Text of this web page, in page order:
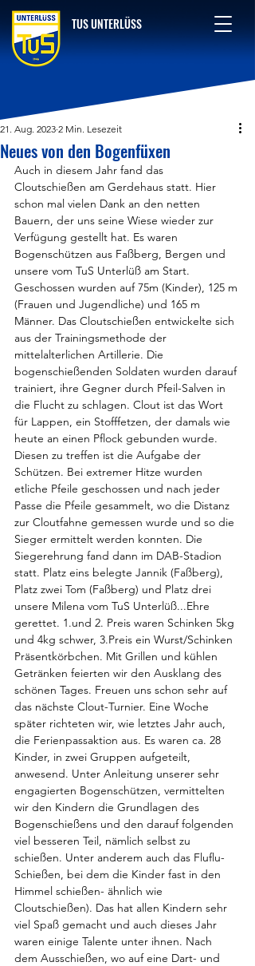
TUS UNTERLÜSS
Neues von den Bogenfüxen
21. Aug. 2023 2 Min. Lesezeit
Auch in diesem Jahr fand das
Cloutschießen am Gerdehaus statt. Hier
schon mal vielen Dank an den netten
Bauern, der uns seine Wiese wieder zur
Verfügung gestellt hat. Es waren
Bogenschützen aus Faßberg, Bergen und
unsere vom TuS Unterlüß am Start.
Geschossen wurden auf 75m (Kinder), 125 m
(Frauen und Jugendliche) und 165 m
Männer. Das Cloutschießen entwickelte sich
aus der Trainingsmethode der
mittelalterlichen Artillerie. Die
bogenschießenden Soldaten wurden darauf
trainiert, ihre Gegner durch Pfeil-Salven in
die Flucht zu schlagen. Clout ist das Wort
für Lappen, ein Stofffetzen, der damals wie
heute an einen Pflock gebunden wurde.
Diesen zu treffen ist die Aufgabe der
Schützen. Bei extremer Hitze wurden
etliche Pfeile geschossen und nach jeder
Passe die Pfeile gesammelt, wo die Distanz
zur Cloutfahne gemessen wurde und so die
Sieger ermittelt werden konnten. Die
Siegerehrung fand dann im DAB-Stadion
statt. Platz eins belegte Jannik (Faßberg),
Platz zwei Tom (Faßberg) und Platz drei
unsere Milena vom TuS Unterlüß...Ehre
gerettet. 1.und 2. Preis waren Schinken 5kg
und 4kg schwer, 3.Preis ein Wurst/Schinken
Präsentkörbchen. Mit Grillen und kühlen
Getränken feierten wir den Ausklang des
schönen Tages. Freuen uns schon sehr auf
das nächste Clout-Turnier. Eine Woche
später richteten wir, wie letztes Jahr auch,
die Ferienpassaktion aus. Es waren ca. 28
Kinder, in zwei Gruppen aufgeteilt,
anwesend. Unter Anleitung unserer sehr
engagierten Bogenschützen, vermittelten
wir den Kindern die Grundlagen des
Bogenschießens und den darauf folgenden
viel besseren Teil, nämlich selbst zu
schießen. Unter anderem auch das Fluflu-
Schießen, bei dem die Kinder fast in den
Himmel schießen- ähnlich wie
Cloutschießen). Das hat allen Kindern sehr
viel Spaß gemacht und auch dieses Jahr
waren einige Talente unter ihnen. Nach
dem Ausschießen, wo auf eine Dart- und